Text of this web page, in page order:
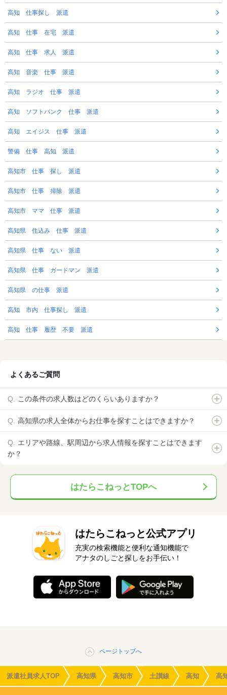
高知 仕事探し 派遣
高知 仕事 在宅 派遣
高知 仕事 求人 派遣
高知 音楽 仕事 派遣
高知 ラジオ 仕事 派遣
高知 ソフトバンク 仕事 派遣
高知 エイジス 仕事 派遣
警備 仕事 高知 派遣
高知市 仕事 探し 派遣
高知市 仕事 掃除 派遣
高知市 ママ 仕事 派遣
高知県 住込み 仕事 派遣
高知県 仕事 ない 派遣
高知県 仕事 ガードマン 派遣
高知県 の仕事 派遣
高知 市内 仕事探し 派遣
高知 仕事 履歴 不要 派遣
よくあるご質問
この条件の求人数はどのくらいありますか？
高知県の求人全体からお仕事を探すことはできますか？
エリアや路線、駅周辺から求人情報を探すことはできます
か？
はたらこねっとTOPへ
はたらこねっと公式アプリ
充実の検索機能と便利な通知機能で
アナタのしごと探しをお手伝い！
ページトップへ
派遣社員求人TOP 高知県 高知市 土讃線 高知 高